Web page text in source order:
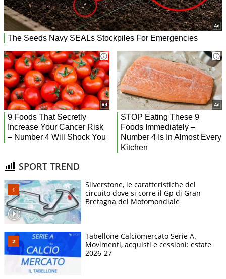
SPORT TREND
Silverstone, le caratteristiche del
circuito dove si corre il Gp di Gran
Bretagna del Motomondiale
Tabellone Calciomercato Serie A.
Movimenti, acquisti e cessioni: estate
2026-27